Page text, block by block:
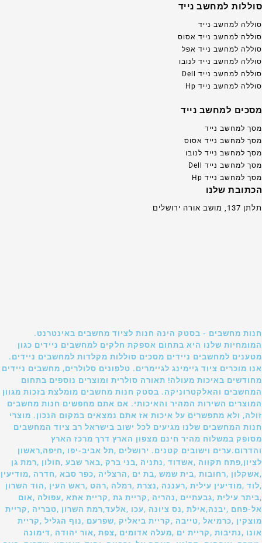
סוללות למחשב נייד
סוללה למחשב נייד
סוללה למחשב נייד אסוס
סוללה למחשב נייד אפל
סוללה למחשב נייד לנובו
סוללה למחשב נייד Dell
סוללה למחשב נייד Hp
מסכים למחשב נייד
מסך למחשב נייד
מסך למחשב נייד אסוס
מסך למחשב נייד לנובו
מסך למחשב נייד Dell
מסך למחשב נייד Hp
הכתובת שלנו
תלתן 137, מושב אורה ירושלים
חנות מחשבים - בסטק הינה חנות לציוד מחשבים באינטרנט.
המומחיות שלנו היא בתחום אספקת חלקים למחשבים ניידים כגון
מטענים למחשבים ניידים מסכים סוללות מקלדות למחשבים ניידים.
אנו מוכרים ציוד גיימינג לגיימרים. טלפונים סלולרים, מחשבים ניידים
מחודשים באיכות מעולה! תאורה סולרית ומוצרים נוספים בתחום
המחשבים והאלקטרוניקה. בסטק חנות מחשבים מומלצת בזכות מגוון
המוצרים השירות המהיר והאיכותי. אם אתם מחפשים חנות מחשבים
זולה, ולא מתפשרים על איכות אז אתם נמצאים במקום הנכון. מוצרי
חנות המחשבים שלנו מגיעים לכל ישוב בישראל רב ציוד המחשבים
מסופק במשלוח מהיר חינם מצפון הארץ דרך מרכז הארץ
והדרום.ערים וישובים קטנים. ירושלים ,תל אביב-יפו ,חיפה,ראשון
לציון,פתח תקווה ,אשדוד ,נתניה ,בני ברק ,באר שבע ,חולון ,רמת גן
,אשקלון ,רחובות ,בית שמש ,בת ים ,הרצליה ,כפר סבא ,חדרה ,מודיעין
,לוד ,מודיעין עילית ,רעננה ,נצרת ,רמלה ,רהט ,ראש העין ,הוד השרון
,ביתר עילית ,גבעתיים ,נהריה ,קריית גת ,קריית אתא ,עפולה ,אום
אל-פחם ,יבנה,אילת ,נס ציונה ,עכו ,אלעד,רמת השרון ,טבריה ,קריית
מוצקין ,כרמיאל ,טייבה ,קריית ביאליק ,שפרעם ,נוף הגליל ,קריית
אונו ,נתיבות ,קריית ים ,מעלה אדומים ,צפת ,אור יהודה ,דימונה